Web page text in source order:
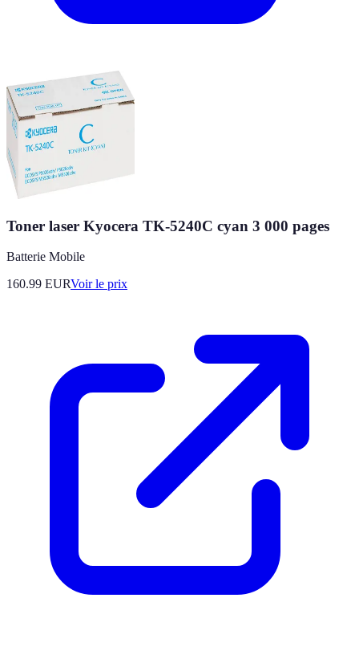
Toner laser Kyocera TK-5240C cyan 3 000 pages
Batterie Mobile
160.99 EURVoir le prix